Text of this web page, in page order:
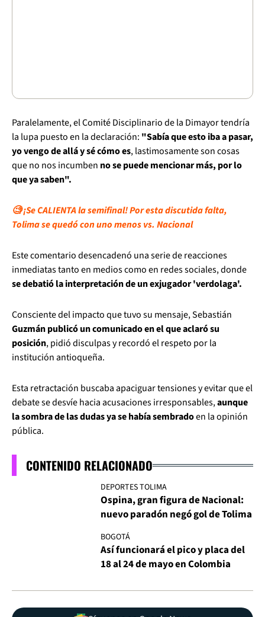
Paralelamente, el Comité Disciplinario de la Dimayor tendría
la lupa puesto en la declaración: "Sabía que esto iba a pasar,
yo vengo de allá y sé cómo es, lastimosamente son cosas
que no nos incumben no se puede mencionar más, por lo
que ya saben".
🧐 ¡Se CALIENTA la semifinal! Por esta discutida falta,
Tolima se quedó con uno menos vs. Nacional
Este comentario desencadenó una serie de reacciones
inmediatas tanto en medios como en redes sociales, donde
se debatió la interpretación de un exjugador 'verdolaga'.
Consciente del impacto que tuvo su mensaje, Sebastián
Guzmán publicó un comunicado en el que aclaró su
posición, pidió disculpas y recordó el respeto por la
institución antioqueña.
Esta retractación buscaba apaciguar tensiones y evitar que el
debate se desvíe hacia acusaciones irresponsables,aunque
la sombra de las dudas ya se había sembradoen la opinión
pública.
CONTENIDO RELACIONADO
DEPORTES TOLIMA
Ospina, gran figura de Nacional:
nuevo paradón negó gol de Tolima
BOGOTÁ
Así funcionará el pico y placa del
18 al 24 de mayo en Colombia